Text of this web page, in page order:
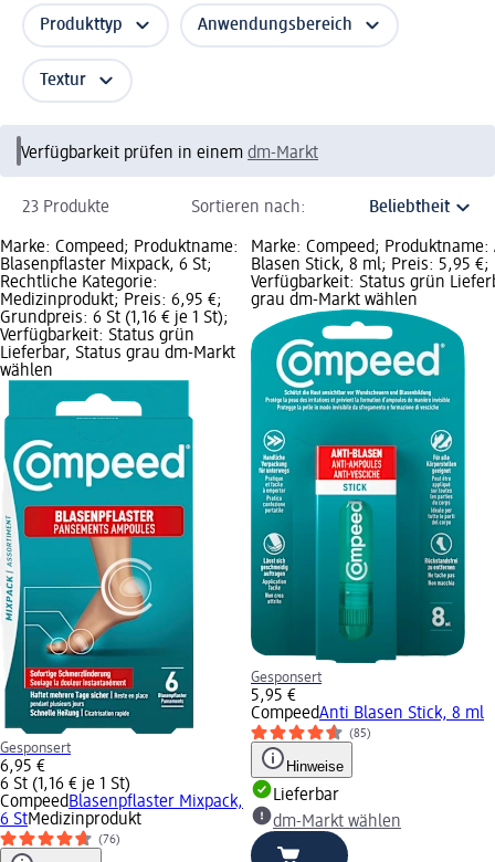
Produkttyp Anwendungsbereich
Textur
Verfügbarkeit prüfen in einem dm-Markt
23 Produkte Sortieren nach:
Marke: Compeed; Produktname:
Blasenpflaster Mixpack, 6 St;
Rechtliche Kategorie:
Medizinprodukt; Preis: 6,95 €;
Grundpreis: 6 St (1,16 € je 1 St);
Verfügbarkeit: Status grün
Lieferbar, Status grau dm-Markt
wählen
Gesponsert
6,95 €
6 St (1,16 € je 1 St)
CompeedBlasenpflaster Mixpack,
6 StMedizinprodukt
(76)
Marke: Compeed; Produktname:
Blasen Stick, 8 ml; Preis: 5,95 €;
Verfügbarkeit: Status grün
grau dm-Markt wählen
Gesponsert
5,95 €
CompeedAnti Blasen Stick, 8 ml
(85)
Hinweise
Lieferbar
dm-Markt wählen